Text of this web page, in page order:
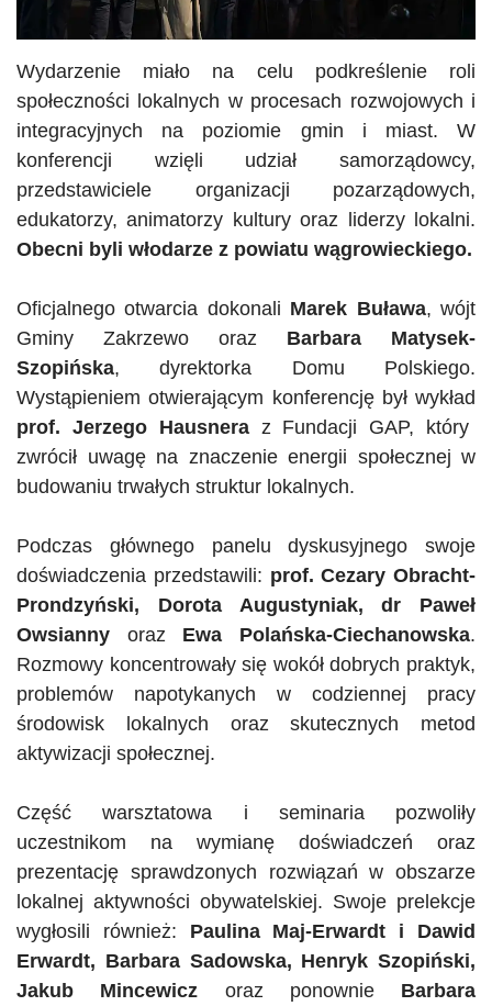
Wydarzenie miało na celu podkreślenie roli
społeczności lokalnych w procesach rozwojowych i
integracyjnych na poziomie gmin i miast. W
konferencji wzięli udział samorządowcy,
przedstawiciele organizacji pozarządowych,
edukatorzy, animatorzy kultury oraz liderzy lokalni.
Obecni byli włodarze z powiatu wągrowieckiego.
Oficjalnego otwarcia dokonali Marek Buława, wójt
Gminy Zakrzewo oraz Barbara Matysek-
Szopińska, dyrektorka Domu Polskiego.
Wystąpieniem otwierającym konferencję był wykład
prof. Jerzego Hausneraz Fundacji GAP, który
zwrócił uwagę na znaczenie energii społecznej w
budowaniu trwałych struktur lokalnych.
Podczas głównego panelu dyskusyjnego swoje
doświadczenia przedstawili: prof. Cezary Obracht-
Prondzyński, Dorota Augustyniak, dr Paweł
Owsianny oraz Ewa Polańska-Ciechanowska.
Rozmowy koncentrowały się wokół dobrych praktyk,
problemów napotykanych w codziennej pracy
środowisk lokalnych oraz skutecznych metod
aktywizacji społecznej.
Część warsztatowa i seminaria pozwoliły
uczestnikom na wymianę doświadczeń oraz
prezentację sprawdzonych rozwiązań w obszarze
lokalnej aktywności obywatelskiej. Swoje prelekcje
wygłosili również: Paulina Maj-Erwardt i Dawid
Erwardt, Barbara Sadowska, Henryk Szopiński,
Jakub Mincewicz oraz ponownieBarbara